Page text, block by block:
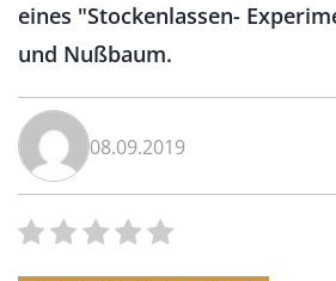
eines "Stockenlassen-
und Nußbaum.
08.09.2019